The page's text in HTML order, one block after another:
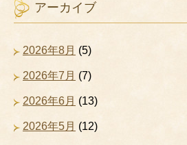
アーカイブ
2026年8月 (5)
2026年7月 (7)
2026年6月 (13)
2026年5月 (12)